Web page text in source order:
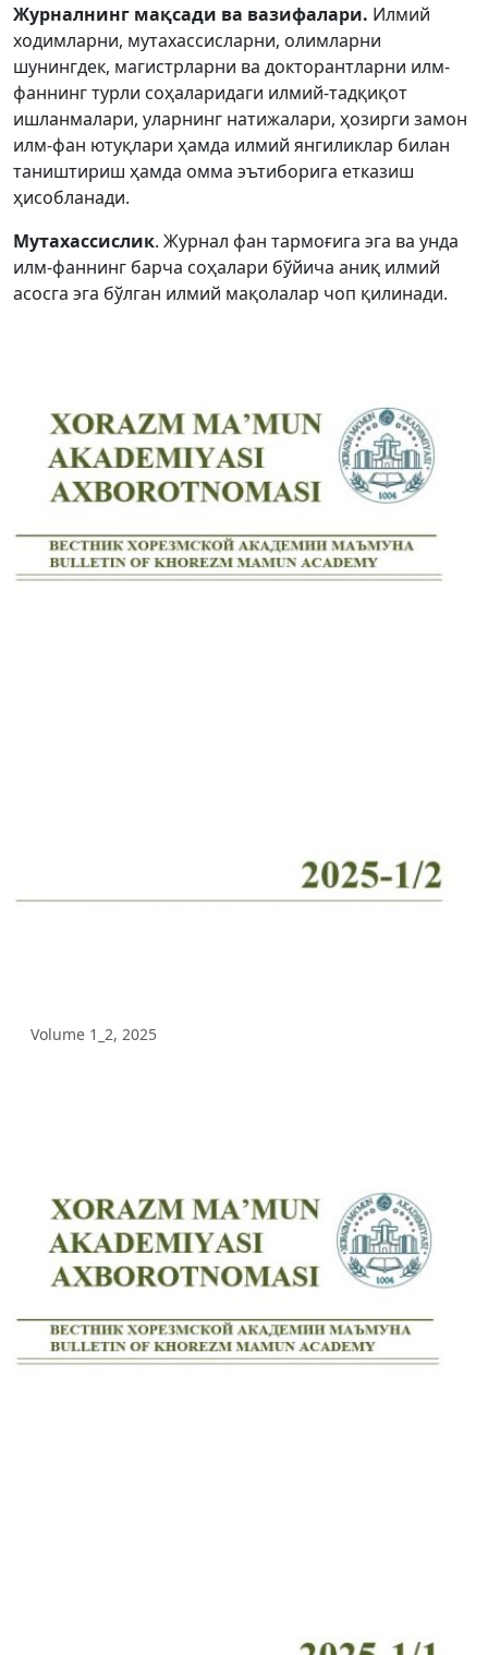
Volume 3_5, 2026
Volume 3_4, 2026
Volume 3_3, 2026
Volume 3_1, 2026
Volume 2_5, 2026
Volume 2_4, 2026
Volume 2_3, 2026
Volume 1_5, 2026
Volume 1_4, 2026
Volume 1_2, 2026
Volume 10_2, 2025
Volume 10_1, 2025
Volume 9_5, 2025
Volume 9_4, 2025
Журналнинг мақсади ва вазифалари. Илмий
ходимларни, мутахассисларни, олимларни
шунингдек, магистрларни ва докторантларни илм-
фаннинг турли соҳаларидаги илмий-тадқиқот
ишланмалари, уларнинг натижалари, ҳозирги замон
илм-фан ютуқлари ҳамда илмий янгиликлар билан
таништириш ҳамда омма эътиборига етказиш
ҳисобланади.
Мутахассислик. Журнал фан тармоғига эга ва унда
илм-фаннинг барча соҳалари бўйича аниқ илмий
асосга эга бўлган илмий мақолалар чоп қилинади.
Volume 1_2, 2025